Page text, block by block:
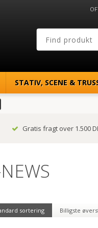
STATIV, SCENE &
Gratis fragt over 1.500
sortering Billigste